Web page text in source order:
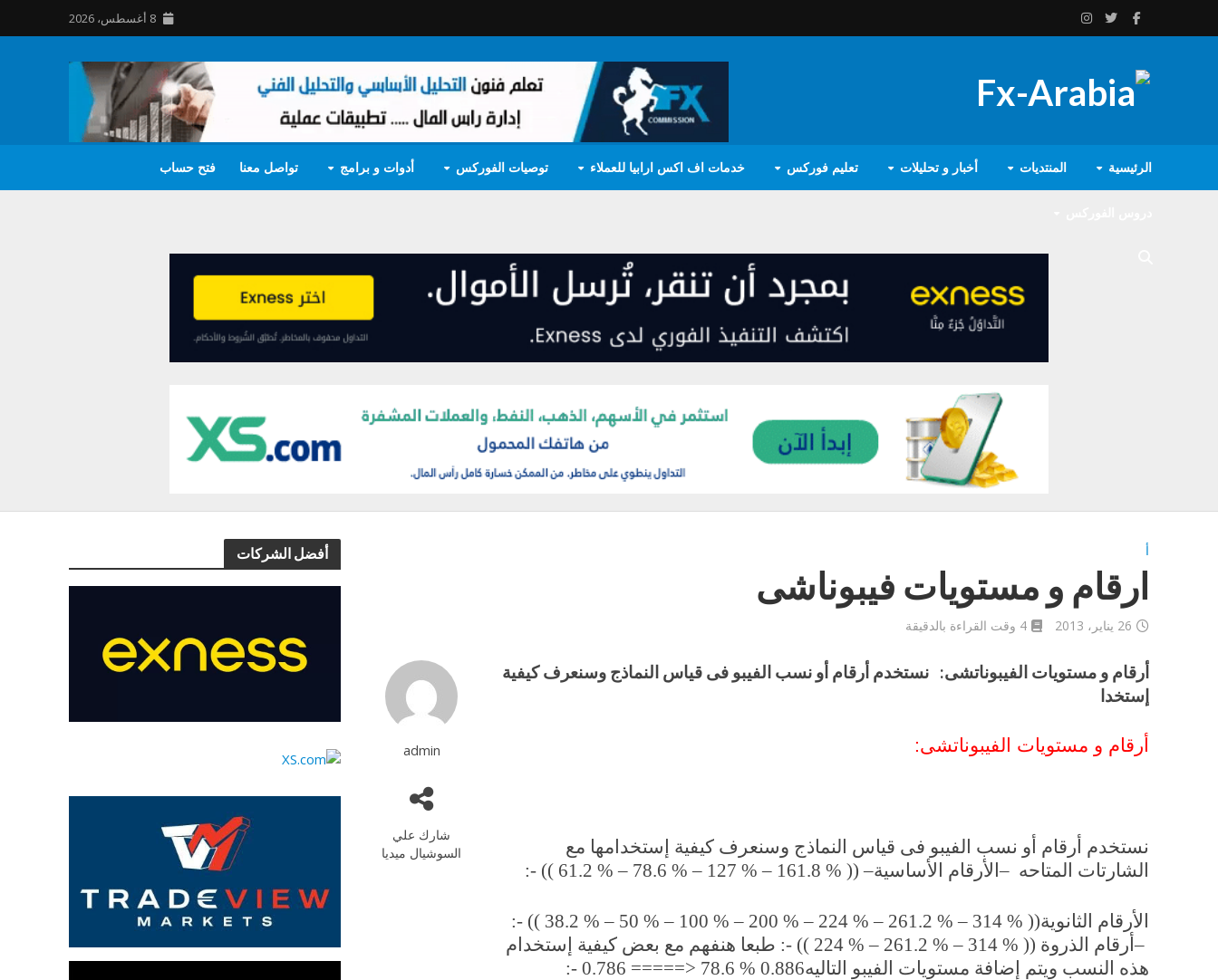
8 أغسطس، 2026
الرئيسية المنتديات أخبار و تحليلات تعليم فوركس خدمات اف اكس ارابيا للعملاء توصيات الفوركس أدوات و برامج تواصل معنا فتح حساب
أفضل الشركات أ
ارقام و مستويات فيبوناشى
26 يناير، 2013 4 وقت القراءة بالدقيقة
admin
شارك علي
السوشيال ميديا
أرقام و مستويات الفيبوناتشى: نستخدم أرقام أو نسب الفيبو فى قياس النماذج وسنعرف كيفية
إستخدا
أرقام و مستويات الفيبوناتشى:
نستخدم أرقام أو نسب الفيبو فى قياس النماذج وسنعرف كيفية إستخدامها مع
الشارتات المتاحه –الأرقام الأساسية:- (( 61.2 % – 78.6 % – 127 % – 161.8 % )) –
الأرقام الثانوية:- (( 38.2 % – 50 % – 100 % – 200 % – 224 % – 261.2 % – 314 % ))
–أرقام الذروة :- (( 224 % – 261.2 % – 314 % )) طبعا هنفهم مع بعض كيفية إستخدام
هذه النسب ويتم إضافة مستويات الفيبو التاليه:- 0.786 =====> 78.6 % 0.886